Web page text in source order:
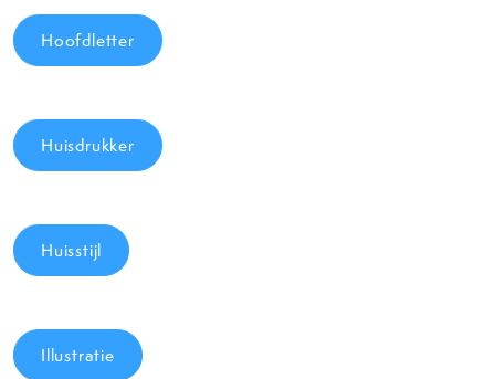
Hoofdletter
Huisdrukker
Huisstijl
Illustratie